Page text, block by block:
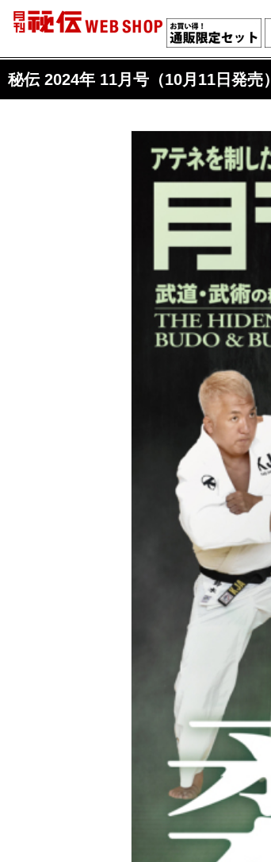
秘伝 2024年 11月号（10月11日発売）